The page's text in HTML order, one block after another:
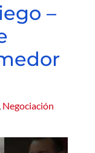
–
, Negociación